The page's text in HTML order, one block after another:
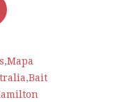
,Mapa
,Bait